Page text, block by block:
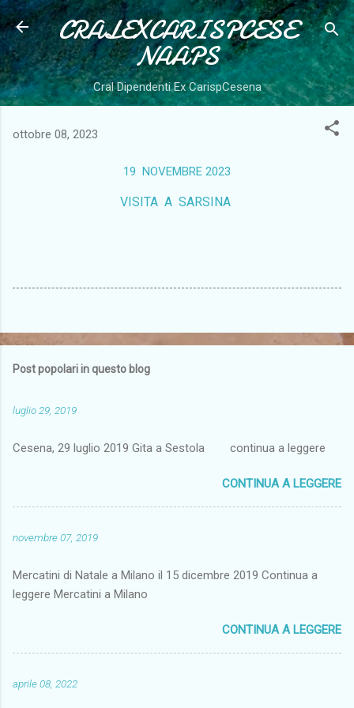
Passa ai contenuti principali
CRALEXCARISPCESE
NAAPS
Cral Dipendenti Ex CarispCesena
ottobre 08, 2023
19 NOVEMBRE 2023
VISITA A SARSINA
Post popolari in questo blog
luglio 29, 2019
Cesena, 29 luglio 2019 Gita a Sestola continua a leggere
CONTINUA A LEGGERE
novembre 07, 2019
Mercatini di Natale a Milano il 15 dicembre 2019 Continua a
leggere Mercatini a Milano
CONTINUA A LEGGERE
aprile 08, 2022